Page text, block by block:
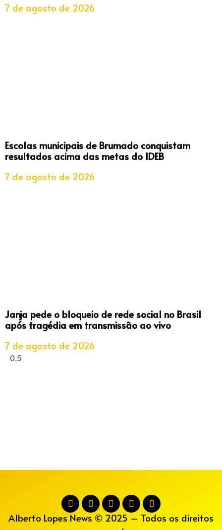
7 de agosto de 2026
Escolas municipais de Brumado conquistam
resultados acima das metas do IDEB
7 de agosto de 2026
Janja pede o bloqueio de rede social no Brasil
após tragédia em transmissão ao vivo
7 de agosto de 2026
Alberto Lopes News © 2025 – Todos os direitos